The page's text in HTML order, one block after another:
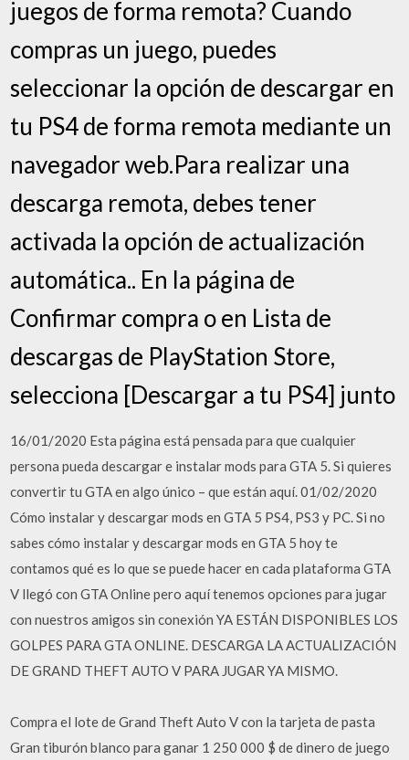
juegos de forma remota? Cuando
compras un juego, puedes
seleccionar la opción de descargar en
tu PS4 de forma remota mediante un
navegador web.Para realizar una
descarga remota, debes tener
activada la opción de actualización
automática.. En la página de
Confirmar compra o en Lista de
descargas de PlayStation Store,
selecciona [Descargar a tu PS4] junto
16/01/2020 Esta página está pensada para que cualquier
persona pueda descargar e instalar mods para GTA 5. Si quieres
convertir tu GTA en algo único – que están aquí. 01/02/2020
Cómo instalar y descargar mods en GTA 5 PS4, PS3 y PC. Si no
sabes cómo instalar y descargar mods en GTA 5 hoy te
contamos qué es lo que se puede hacer en cada plataforma GTA
V llegó con GTA Online pero aquí tenemos opciones para jugar
con nuestros amigos sin conexión YA ESTÁN DISPONIBLES LOS
GOLPES PARA GTA ONLINE. DESCARGA LA ACTUALIZACIÓN
DE GRAND THEFT AUTO V PARA JUGAR YA MISMO.
Compra el lote de Grand Theft Auto V con la tarjeta de pasta
Gran tiburón blanco para ganar 1 250 000 $ de dinero de juego